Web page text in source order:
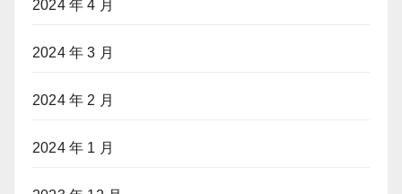
2024 年 4 月
2024 年 3 月
2024 年 2 月
2024 年 1 月